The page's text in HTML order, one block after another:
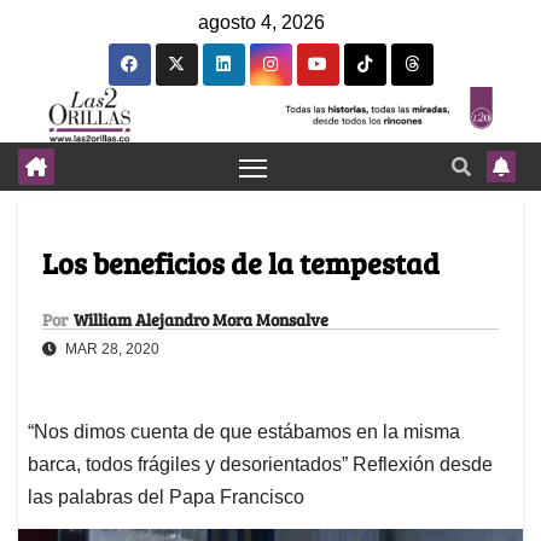
agosto 4, 2026
Los beneficios de la tempestad
Por William Alejandro Mora Monsalve
MAR 28, 2020
“Nos dimos cuenta de que estábamos en la misma
barca, todos frágiles y desorientados” Reflexión desde
las palabras del Papa Francisco